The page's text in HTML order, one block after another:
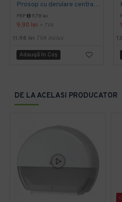
Prosop cu derulare centrala 2 pliuri 100 m, portionata, alb, celuloza 100%, AQAS
PRP 11,78 lei
9,90 lei + TVA
11,98 lei TVA inclus
Adaugă în Coş
DE LA ACELASI PRODUCATOR
-